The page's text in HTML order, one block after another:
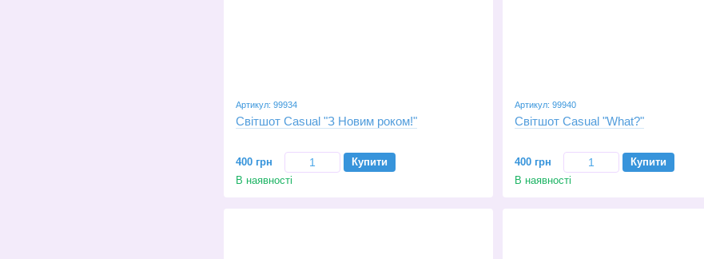
Артикул: 99934
Світшот Casual "З Новим роком!"
400 грн
Купити
В наявності
Артикул: 99940
Світшот Casual "What?"
400 грн
Купити
В наявності